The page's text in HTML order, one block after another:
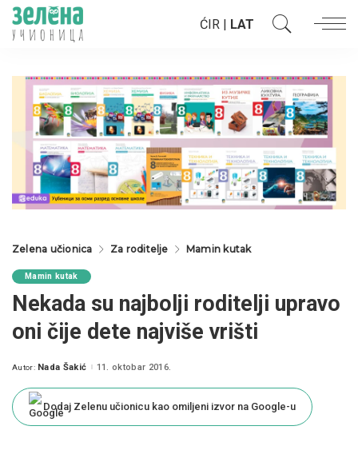
ĆIR | LAT
Zelena učionica Za roditelje Mamin kutak
Mamin kutak
Nekada su najbolji roditelji upravo
oni čije dete najviše vrišti
Posted
Autor: Nada Šakić 11. oktobar 2016.
Dodaj Zelenu učionicu kao omiljeni izvor na Google-u